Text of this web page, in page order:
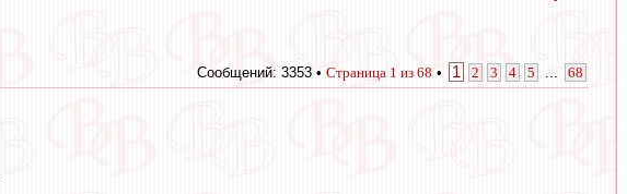
Сообщений: 3353 • Страница 1 из 68 • 1 2 3 4 5 68